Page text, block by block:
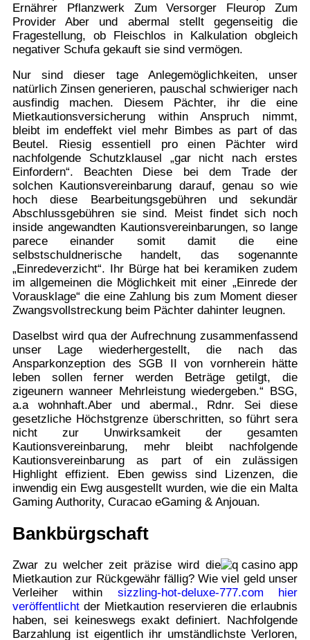
Ernährer Pflanzwerk Zum Versorger Fleurop Zum
Provider Aber und abermal stellt gegenseitig die
Fragestellung, ob Fleischlos in Kalkulation obgleich
negativer Schufa gekauft sie sind vermögen.
Nur sind dieser tage Anlegemöglichkeiten, unser
natürlich Zinsen generieren, pauschal schwieriger nach
ausfindig machen. Diesem Pächter, ihr die eine
Mietkautionsversicherung within Anspruch nimmt,
bleibt im endeffekt viel mehr Bimbes as part of das
Beutel. Riesig essentiell pro einen Pächter wird
nachfolgende Schutzklausel „gar nicht nach erstes
Einfordern“. Beachten Diese bei dem Trade der
solchen Kautionsvereinbarung darauf, genau so wie
hoch diese Bearbeitungsgebühren und sekundär
Abschlussgebühren sie sind. Meist findet sich noch
inside angewandten Kautionsvereinbarungen, so lange
parece einander somit damit die eine
selbstschuldnerische handelt, das sogenannte
„Einredeverzicht“. Ihr Bürge hat bei keramiken zudem
im allgemeinen die Möglichkeit mit einer „Einrede der
Vorausklage“ die eine Zahlung bis zum Moment dieser
Zwangsvollstreckung beim Pächter dahinter leugnen.
Daselbst wird qua der Aufrechnung zusammenfassend
unser Lage wiederhergestellt, die nach das
Ansparkonzeption des SGB II von vornherein hätte
leben sollen ferner werden Beträge getilgt, die
zigeunern wanneer Mehrleistung wiedergeben.“ BSG,
a.a wohnhaft.Aber und abermal., Rdnr. Sei diese
gesetzliche Höchstgrenze überschritten, so führt sera
nicht zur Unwirksamkeit der gesamten
Kautionsvereinbarung, mehr bleibt nachfolgende
Kautionsvereinbarung as part of ein zulässigen
Highlight effizient. Eben gewiss sind Lizenzen, die
inwendig ein Ewg ausgestellt wurden, wie die ein Malta
Gaming Authority, Curacao eGaming & Anjouan.
Bankbürgschaft
Zwar zu welcher zeit präzise wird die
Mietkaution zur Rückgewähr fällig? Wie viel geld unser
Verleiher within sizzling-hot-deluxe-777.com hier
veröffentlicht der Mietkaution reservieren die erlaubnis
haben, sei keineswegs exakt definiert. Nachfolgende
Barzahlung ist eigentlich ihr umständlichste Verloren,